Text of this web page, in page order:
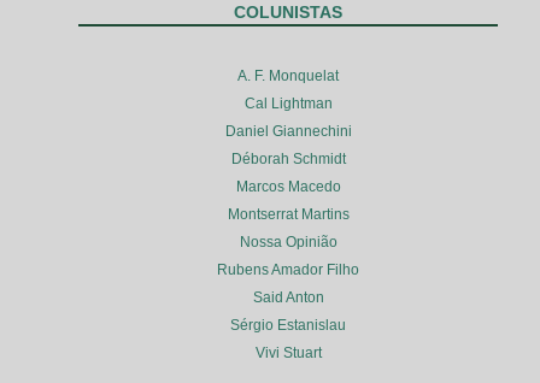
COLUNISTAS
A. F. Monquelat
Cal Lightman
Daniel Giannechini
Déborah Schmidt
Marcos Macedo
Montserrat Martins
Nossa Opinião
Rubens Amador Filho
Said Anton
Sérgio Estanislau
Vivi Stuart